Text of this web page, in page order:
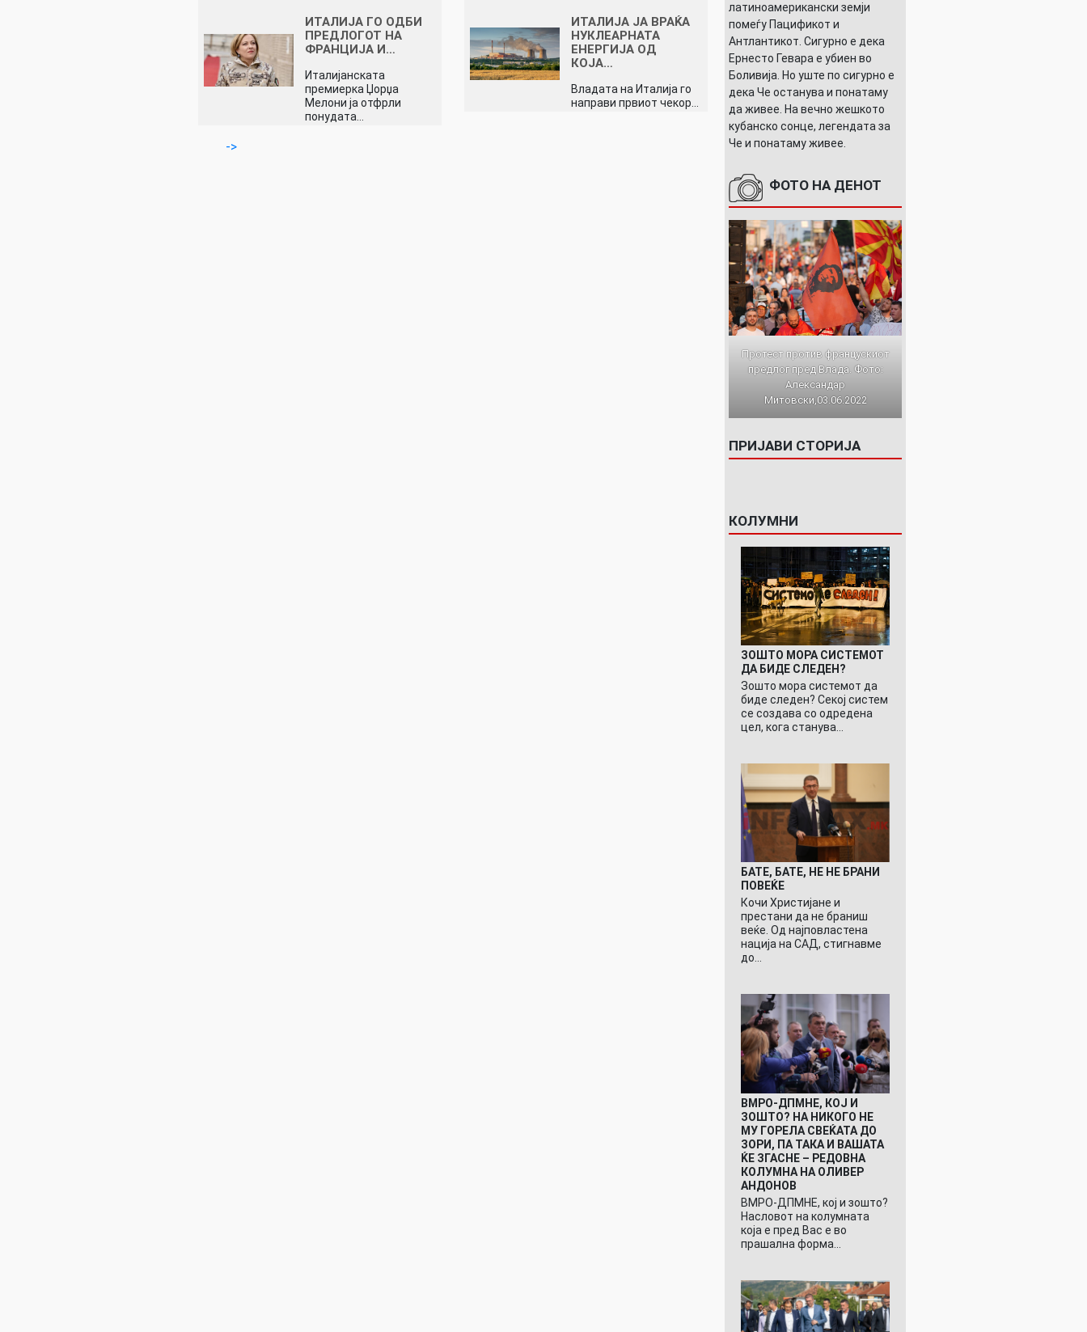
ИТАЛИЈА ГО ОДБИ
ПРЕДЛОГОТ НА
ФРАНЦИЈА И…
Италијанската
премиерка Џорџа
Мелони ја отфрли
понудата…
ИТАЛИЈА ЈА ВРАЌА
НУКЛЕАРНАТА
ЕНЕРГИЈА ОД
КОЈА…
Владата на Италија го
направи првиот чекор…
->
латиноамерикански земји
помеѓу Пацификот и
Антлантикот. Сигурно е дека
Ернесто Гевара е убиен во
Боливија. Но уште по сигурно е
дека Че останува и понатаму
да живее. На вечно жешкото
кубанско сонце, легендата за
Че и понатаму живее.
ФОТО НА ДЕНОТ
Протест против францускиот
предлог пред Влада. Фото:
Александар
Митовски,03.06.2022
ПРИЈАВИ СТОРИЈА
КОЛУМНИ
ЗОШТО МОРА СИСТЕМОТ
ДА БИДЕ СЛЕДЕН?
Зошто мора системот да
биде следен? Секој систем
се создава со одредена
цел, кога станува…
БАТЕ, БАТЕ, НЕ НЕ БРАНИ
ПОВЕЌЕ
Кочи Христијане и
престани да не браниш
веќе. Од најповластена
нација на САД, стигнавме
до…
ВМРО-ДПМНЕ, КОЈ И
ЗОШТО? НА НИКОГО НЕ
МУ ГОРЕЛА СВЕЌАТА ДО
ЗОРИ, ПА ТАКА И ВАШАТА
ЌЕ ЗГАСНЕ – РЕДОВНА
КОЛУМНА НА ОЛИВЕР
АНДОНОВ
ВМРО-ДПМНЕ, кој и зошто?
Насловот на колумната
која е пред Вас е во
прашална форма…